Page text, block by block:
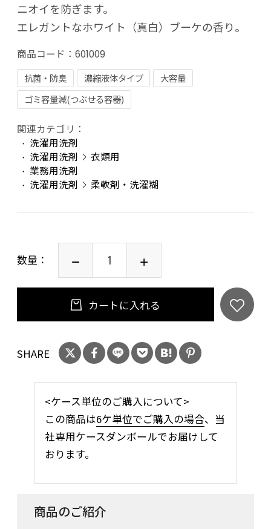
ニオイを防ぎます。
エレガントなホワイト（真白）ブーケの香り。
商品コード： 601009
抗菌・防臭
濃縮液体タイプ
大容量
ゴミ容量減(つぶせる容器)
関連カテゴリ：
洗濯用洗剤
洗濯用洗剤
衣類用
業務用洗剤
洗濯用洗剤
柔軟剤・洗濯糊
数量：
カートに入れる
SHARE
<ケース単位のご購入について>
この商品は6ケ単位でご購入の場合、当
社専用ケースダンボールでお届けして
おります。
商品のご紹介